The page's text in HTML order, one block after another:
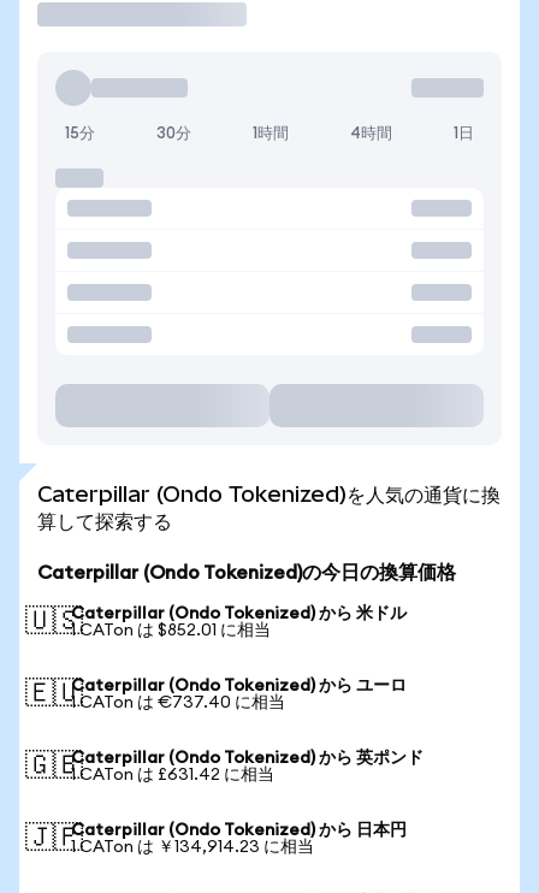
15分 30分 1時間 4時間 1日
Caterpillar (Ondo Tokenized)を人気の通貨に換
算して探索する
Caterpillar (Ondo Tokenized)の今日の換算価格
🇺🇸Caterpillar (Ondo Tokenized) から 米ドル
1 CATon は $852.01 に相当
🇪🇺Caterpillar (Ondo Tokenized) から ユーロ
1 CATon は €737.40 に相当
🇬🇧Caterpillar (Ondo Tokenized) から 英ポンド
1 CATon は £631.42 に相当
🇯🇵Caterpillar (Ondo Tokenized) から 日本円
1 CATon は ￥134,914.23 に相当